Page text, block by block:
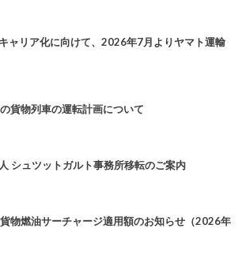
ャリア化に向けて、2026年7月よりヤマト運輸
貨物列車の運転計画について
シュツットガルト事務所移転のご案内
物燃油サーチャージ適用額のお知らせ（2026年